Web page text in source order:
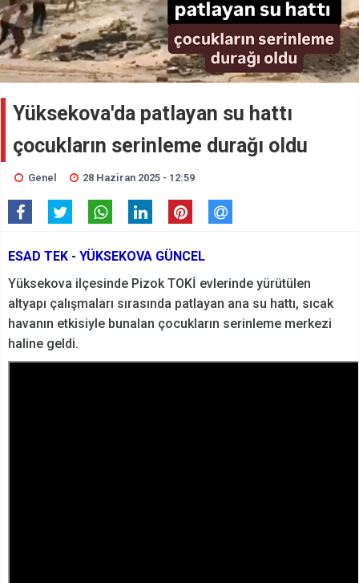
Yüksekova'da patlayan su hattı
çocukların serinleme durağı oldu
Genel 28 Haziran 2025 - 12:59
ESAD TEK - YÜKSEKOVA GÜNCEL
Yüksekova ilçesinde Pizok TOKİ evlerinde yürütülen
altyapı çalışmaları sırasında patlayan ana su hattı, sıcak
havanın etkisiyle bunalan çocukların serinleme merkezi
haline geldi.